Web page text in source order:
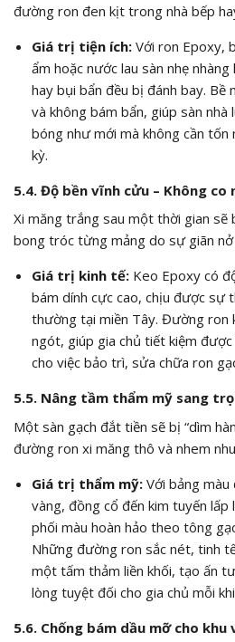
đường ron đen kịt trong nhà bếp
Giá trị tiện ích:Với ron Epoxy,
ẩm hoặc nước lau sàn nhẹ
hay bụi bẩn đều bị đánh bay. Bề
và không bám bẩn, giúp sàn
bóng như mới mà không cần tốn
kỳ.
5.4. Độ bền vĩnh cửu – Không
Xi măng trắng sau một thời gian sẽ
bong tróc từng mảng do sự giãn nở
Giá trị kinh tế:Keo Epoxy có
bám dính cực cao, chịu được sự
thường tại miền Tây. Đường ron
ngót, giúp gia chủ tiết kiệm được
cho việc bảo trì, sửa chữa ron
5.5. Nâng tầm thẩm mỹ sang
Một sàn gạch đắt tiền sẽ bị “dìm
đường ron xi măng thô và nhem
Giá trị thẩm mỹ:Với bảng màu
vàng, đồng cổ đến kim tuyến lấp
phối màu hoàn hảo theo tông
Những đường ron sắc nét, tinh
một tấm thảm liền khối, tạo ấn
lòng tuyệt đối cho gia chủ mỗi
5.6. Chống bám dầu mỡ cho khu